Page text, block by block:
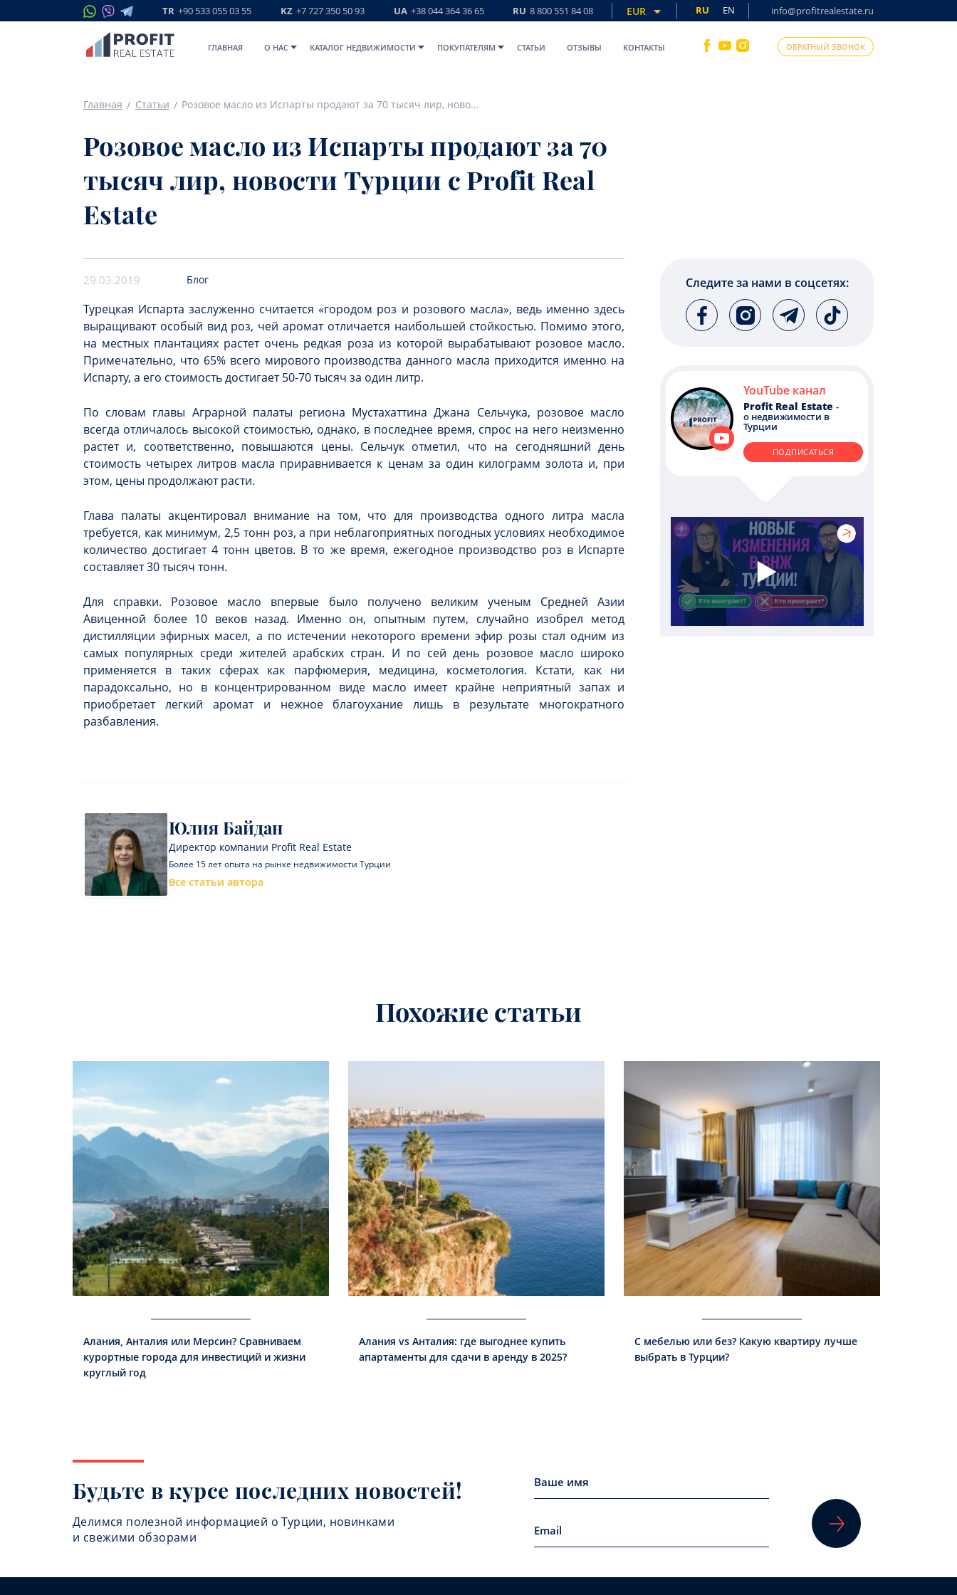
TR +90 533 055 03 55 KZ +7 727 350 50 93 UA +38 044 364 36 65 RU 8 800 551 84 08 EUR RU EN info@profitrealestate.ru
ГЛАВНАЯ O НАС КАТАЛОГ НЕДВИЖИМОСТИ ПОКУПАТЕЛЯМ СТАТЬИ ОТЗЫВЫ КОНТАКТЫ ОБРАТНЫЙ ЗВОНОК
Главная Статьи Розовое масло из Испарты продают за 70 тысяч лир, новости Турции с Profit Real Estate
Розовое масло из Испарты продают за 70
тысяч лир, новости Турции с Profit Real
Estate
29.03.2019 Блог
Турецкая Испарта заслуженно считается «городом роз и розового масла», ведь именно здесь
выращивают особый вид роз, чей аромат отличается наибольшей стойкостью. Помимо этого,
на местных плантациях растет очень редкая роза из которой вырабатывают розовое масло.
Примечательно, что 65% всего мирового производства данного масла приходится именно на
Испарту, а его стоимость достигает 50-70 тысяч за один литр.
По словам главы Аграрной палаты региона Мустахаттина Джана Сельчука, розовое масло
всегда отличалось высокой стоимостью, однако, в последнее время, спрос на него неизменно
растет и, соответственно, повышаются цены. Сельчук отметил, что на сегодняшний день
стоимость четырех литров масла приравнивается к ценам за один килограмм золота и, при
этом, цены продолжают расти.
Глава палаты акцентировал внимание на том, что для производства одного литра масла
требуется, как минимум, 2,5 тонн роз, а при неблагоприятных погодных условиях необходимое
количество достигает 4 тонн цветов. В то же время, ежегодное производство роз в Испарте
составляет 30 тысяч тонн.
Для справки. Розовое масло впервые было получено великим ученым Средней Азии
Авиценной более 10 веков назад. Именно он, опытным путем, случайно изобрел метод
дистилляции эфирных масел, а по истечении некоторого времени эфир розы стал одним из
самых популярных среди жителей арабских стран. И по сей день розовое масло широко
применяется в таких сферах как парфюмерия, медицина, косметология. Кстати, как ни
парадоксально, но в концентрированном виде масло имеет крайне неприятный запах и
приобретает легкий аромат и нежное благоухание лишь в результате многократного
разбавления.
Юлия Байдан
Директор компании Profit Real Estate
Более 15 лет опыта на рынке недвижимости Турции
Все статьи автора
Следите за нами в соцсетях:
YouTube канал
Profit Real Estate -
о недвижимости в
Турции
ПОДПИСАТЬСЯ
Похожие статьи
Алания, Анталия или Мерсин? Сравниваем
курортные города для инвестиций и жизни
круглый год
Алания vs Анталия: где выгоднее купить
апартаменты для сдачи в аренду в 2025?
С мебелью или без? Какую квартиру лучше
выбрать в Турции?
Будьте в курсе последних новостей!
Делимся полезной информацией о Турции, новинками
и свежими обзорами